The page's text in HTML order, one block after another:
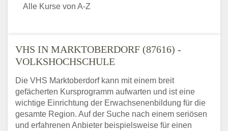
VHS IN MARKTOBERDORF (87616) -
VOLKSHOCHSCHULE
Die VHS Marktoberdorf kann mit einem breit
gefächerten Kursprogramm aufwarten und ist eine
wichtige Einrichtung der Erwachsenenbildung für die
gesamte Region. Auf der Suche nach einem seriösen
und erfahrenen Anbieter beispielsweise für einen
Alle Kurse von A-Z